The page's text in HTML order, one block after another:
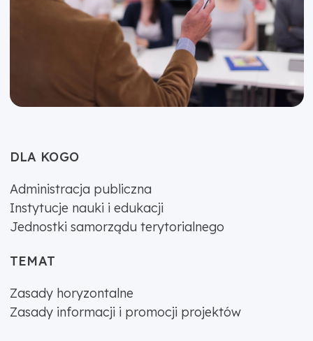
DLA KOGO
Administracja publiczna
Instytucje nauki i edukacji
Jednostki samorządu terytorialnego
TEMAT
Zasady horyzontalne
Zasady informacji i promocji projektów